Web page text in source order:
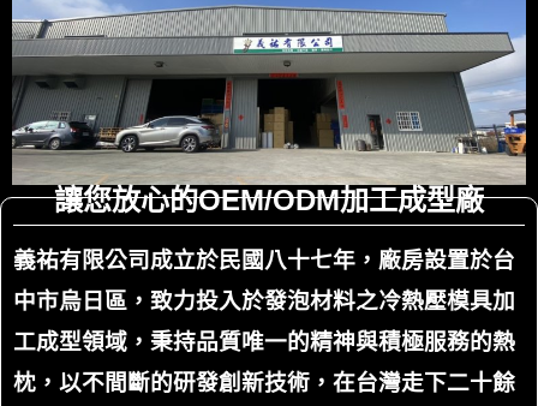
讓您放心的OEM/ODM加工成型廠
義祐有限公司成立於民國八十七年，廠房設置於台
中市烏日區，致力投入於發泡材料之冷熱壓模具加
工成型領域，秉持品質唯一的精神與積極服務的熱
枕，以不間斷的研發創新技術，在台灣走下二十餘